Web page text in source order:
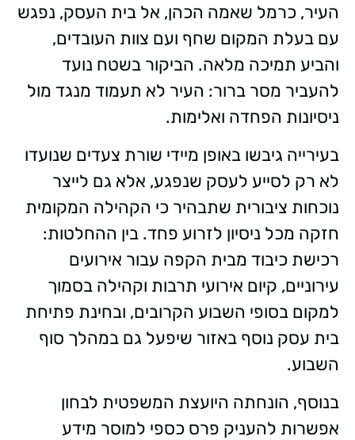
העיר, כרמל שאמה הכהן, אל בית העסק, נפגש
עם בעלת המקום שחף ועם צוות העובדים,
והביע תמיכה מלאה. הביקור בשטח נועד
להעביר מסר ברור: העיר לא תעמוד מנגד מול
ניסיונות הפחדה ואלימות.
בעירייה גיבשו באופן מיידי שורת צעדים שנועדו
לא רק לסייע לעסק שנפגע, אלא גם לייצר
נוכחות ציבורית שתבהיר כי הקהילה המקומית
חזקה מכל ניסיון לזרוע פחד. בין ההחלטות:
רכישת כיבוד מבית הקפה עבור אירועים
עירוניים, קיום אירועי תרבות וקהילה בסמוך
למקום בסופי השבוע הקרובים, ובחינת פתיחת
בית עסק נוסף באזור שיפעל גם במהלך סוף
השבוע.
בנוסף, הונחתה היועצת המשפטית לבחון
אפשרות להעניק פרס כספי למוסר מידע